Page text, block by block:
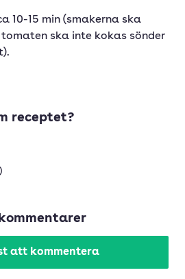
10-15 min (smakerna ska
tomaten ska inte kokas sönder
receptet?
att kommentera